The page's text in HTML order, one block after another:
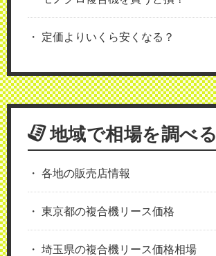
定価よりいくら安くなる？
地域で相場を調べる
各地の販売店情報
東京都の複合機リース価格
埼玉県の複合機リース価格相場